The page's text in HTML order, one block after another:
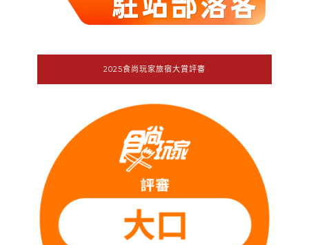
2025食尚玩家旅宿大賞評審